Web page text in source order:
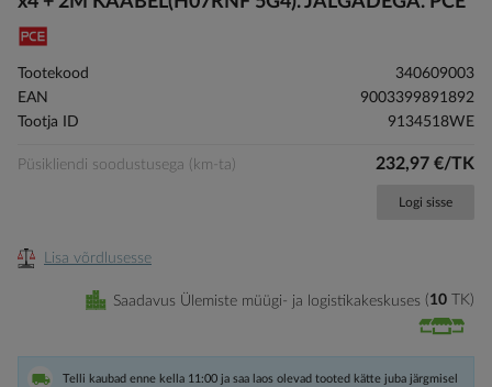
of
images
gallery
Tootekood
340609003
EAN
9003399891892
Tootja ID
9134518WE
Püsikliendi soodustusega (km-ta) 232,97 €/TK
Logi sisse
Lisa võrdlusesse
Saadavus Ülemiste müügi- ja logistikakeskuses 10 TK
Telli kaubad enne kella 11:00 ja saa laos olevad tooted kätte juba järgmisel